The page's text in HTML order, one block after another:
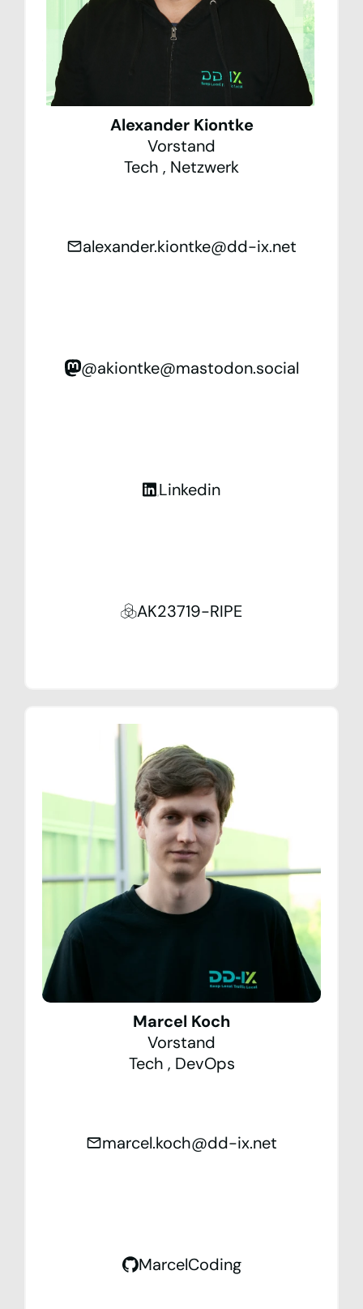
Alexander Kiontke
Vorstand
Tech , Netzwerk
alexander.kiontke@dd-ix.net
@akiontke@mastodon.social
Linkedin
AK23719-RIPE
Marcel Koch
Vorstand
Tech , DevOps
marcel.koch@dd-ix.net
MarcelCoding